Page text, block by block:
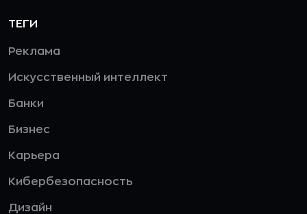
ТЕГИ
Реклама
Искусственный интеллект
Банки
Бизнес
Карьера
Кибербезопасность
Дизайн